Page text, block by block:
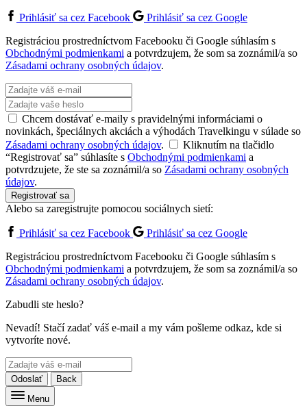
Prihlásiť sa cez Facebook
Prihlásiť sa cez Google
Registráciou prostredníctvom Facebooku či Google súhlasím s
Obchodnými podmienkami a potvrdzujem, že som sa zoznámil/a so
Zásadami ochrany osobných údajov.
Chcem dostávať e-maily s pravidelnými informáciami o
novinkách, špeciálnych akciách a výhodách Travelkingu v súlade so
Zásadami ochrany osobných údajov.
Kliknutím na tlačidlo
“Registrovať sa” súhlasíte s Obchodnými podmienkami a
potvrdzujete, že ste sa zoznámil/a so Zásadami ochrany osobných
údajov.
Registrovať sa
Alebo sa zaregistrujte pomocou sociálnych sietí:
Prihlásiť sa cez Facebook
Prihlásiť sa cez Google
Registráciou prostredníctvom Facebooku či Google súhlasím s
Obchodnými podmienkami a potvrdzujem, že som sa zoznámil/a so
Zásadami ochrany osobných údajov.
Zabudli ste heslo?
Nevadí! Stačí zadať váš e-mail a my vám pošleme odkaz, kde si
vytvoríte nové.
Odoslať
Back
Menu